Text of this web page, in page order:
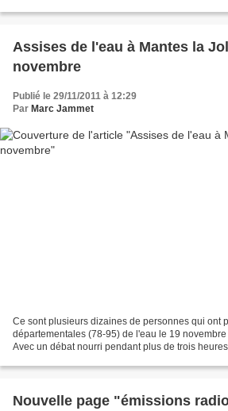
Assises de l'eau à Mantes la
novembre
Publié le 29/11/2011 à 12:29
Par Marc Jammet
Ce sont plusieurs dizaines de personnes qui ont
départementales (78-95) de l'eau le 19
Avec un débat nourri pendant plus de trois
Nouvelle page "émissions